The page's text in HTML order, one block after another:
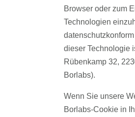
Browser oder zum
Technologien
dieser Technologie
Rübenkamp 32,
Borlabs).
Wenn Sie unsere
Borlabs-Cookie in